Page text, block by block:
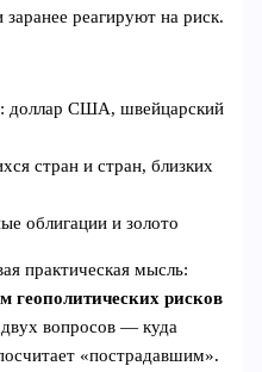
реагируют на риск.
доллар США, швейцарский
стран и стран, близких
облигации и золото
практическая мысль:
геополитических рисков
двух вопросов — куда
«пострадавшим».